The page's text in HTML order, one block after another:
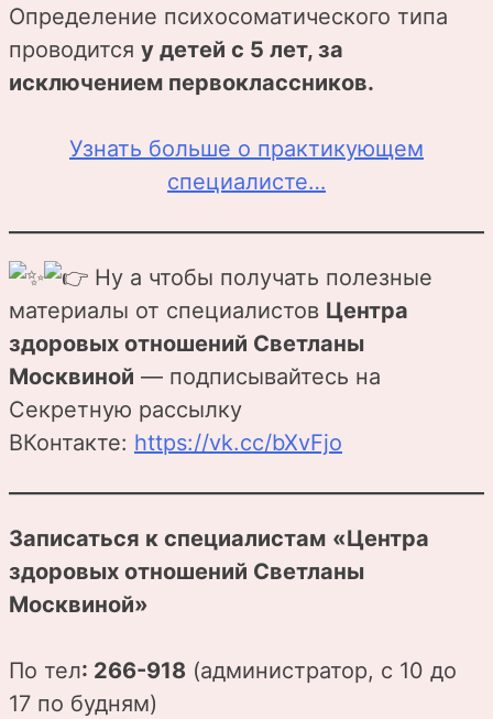
Определение психосоматического типа
проводится у детей с 5 лет, за
исключением первоклассников.
Узнать больше о практикующем
специалисте…
Ну а чтобы получать полезные
материалы от специалистов Центра
здоровых отношений Светланы
Москвиной — подписывайтесь на
Секретную рассылку
ВКонтакте: https://vk.cc/bXvFjo
Записаться к специалистам «Центра
здоровых отношений Светланы
Москвиной»
По тел: 266-918 (администратор, с 10 до
17 по будням)